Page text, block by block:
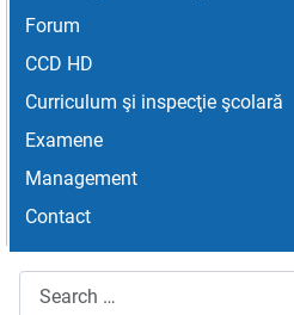
Forum
CCD HD
Curriculum şi inspecţie şcolară
Examene
Management
Contact